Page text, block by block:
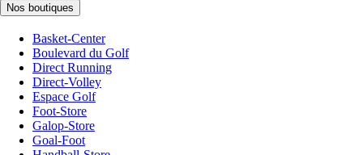
Nos boutiques
Basket-Center
Boulevard du Golf
Direct Running
Direct-Volley
Espace Golf
Foot-Store
Galop-Store
Goal-Foot